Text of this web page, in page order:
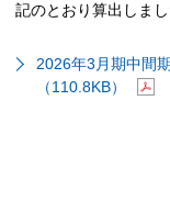
記のとおり算出しま
2026年3月期中間
（110.8KB）